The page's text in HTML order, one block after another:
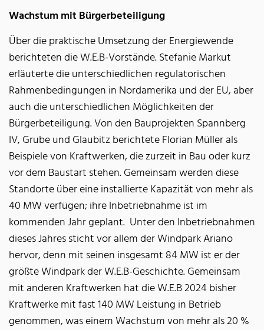
Wachstum mit Bürgerbeteiligung
Über die praktische Umsetzung der Energiewende
berichteten die W.E.B-Vorstände. Stefanie Markut
erläuterte die unterschiedlichen regulatorischen
Rahmenbedingungen in Nordamerika und der EU, aber
auch die unterschiedlichen Möglichkeiten der
Bürgerbeteiligung. Von den Bauprojekten Spannberg
IV, Grube und Glaubitz berichtete Florian Müller als
Beispiele von Kraftwerken, die zurzeit in Bau oder kurz
vor dem Baustart stehen. Gemeinsam werden diese
Standorte über eine installierte Kapazität von mehr als
40 MW verfügen; ihre Inbetriebnahme ist im
kommenden Jahr geplant. Unter den Inbetriebnahmen
dieses Jahres sticht vor allem der Windpark Ariano
hervor, denn mit seinen insgesamt 84 MW ist er der
größte Windpark der W.E.B-Geschichte. Gemeinsam
mit anderen Kraftwerken hat die W.E.B 2024 bisher
Kraftwerke mit fast 140 MW Leistung in Betrieb
genommen, was einem Wachstum von mehr als 20 %